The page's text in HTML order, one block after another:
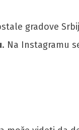
gradove
. Na Instagramu